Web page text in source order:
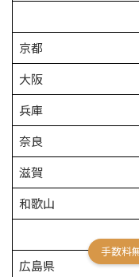
京都
大阪
兵庫
奈良
滋賀
和歌山
広島県
手数料